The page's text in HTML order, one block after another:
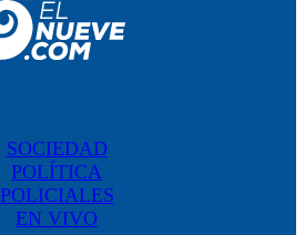
SOCIEDAD
POLÍTICA
POLICIALES
EN VIVO